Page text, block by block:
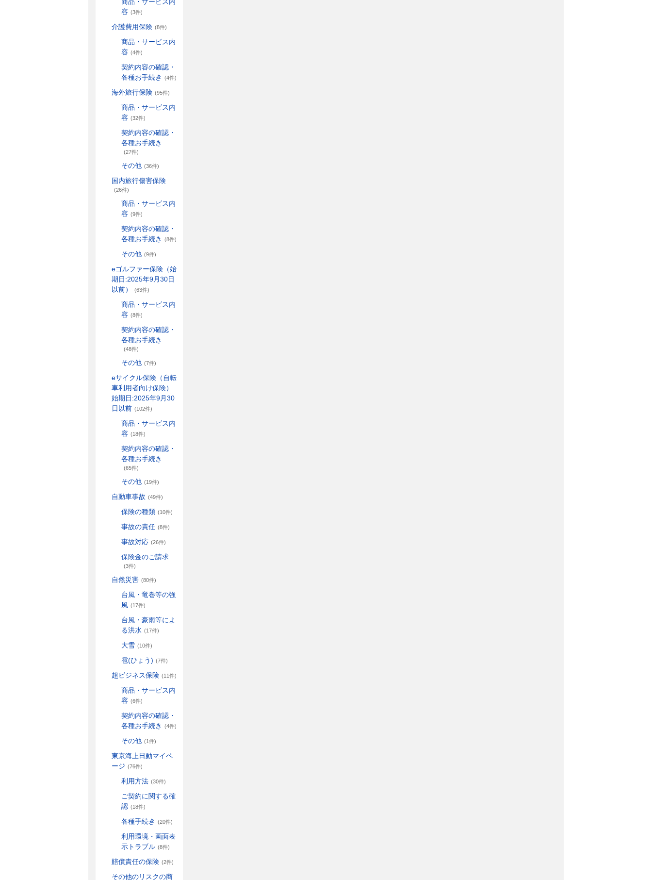
容 (3件)
介護費用保険 (8件)
商品・サービス内
容 (4件)
契約内容の確認・
各種お手続き
(4件)
海外旅行保険 (95件)
商品・サービス内
容 (32件)
契約内容の確認・
各種お手続き
(27件)
その他 (36件)
国内旅行傷害保険
(26件)
商品・サービス内
容 (9件)
契約内容の確認・
各種お手続き
(8件)
その他 (9件)
eゴルファー保険（始
期日:2025年9月30日
以前）
(63件)
商品・サービス内
容 (8件)
契約内容の確認・
各種お手続き
(48件)
その他 (7件)
eサイクル保険（自転
車利用者向け保険）
始期日:2025年9月30
日以前 (102件)
商品・サービス内
容 (18件)
契約内容の確認・
各種お手続き
(65件)
その他 (19件)
自動車事故 (49件)
保険の種類 (10件)
事故の責任 (8件)
事故対応 (26件)
保険金のご請求
(3件)
自然災害 (80件)
台風・竜巻等の強
風 (17件)
台風・豪雨等によ
る洪水 (17件)
大雪 (10件)
雹(ひょう) (7件)
超ビジネス保険 (11件)
商品・サービス内
容 (6件)
契約内容の確認・
各種お手続き
(4件)
その他 (1件)
東京海上日動マイペ
ージ (76件)
利用方法 (30件)
ご契約に関する確
認 (18件)
各種手続き (20件)
利用環境・画面表
示トラブル (8件)
賠償責任の保険 (2件)
その他のリスクの商